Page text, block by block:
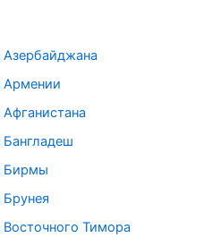
Азербайджана
Армении
Бангладеш
Бирмы
Тимора